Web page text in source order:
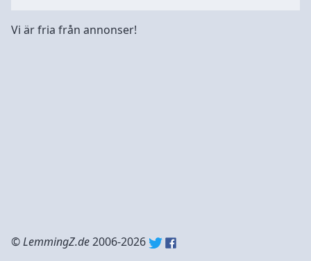
Vi är fria från annonser!
©LemmingZ.de2006-2026